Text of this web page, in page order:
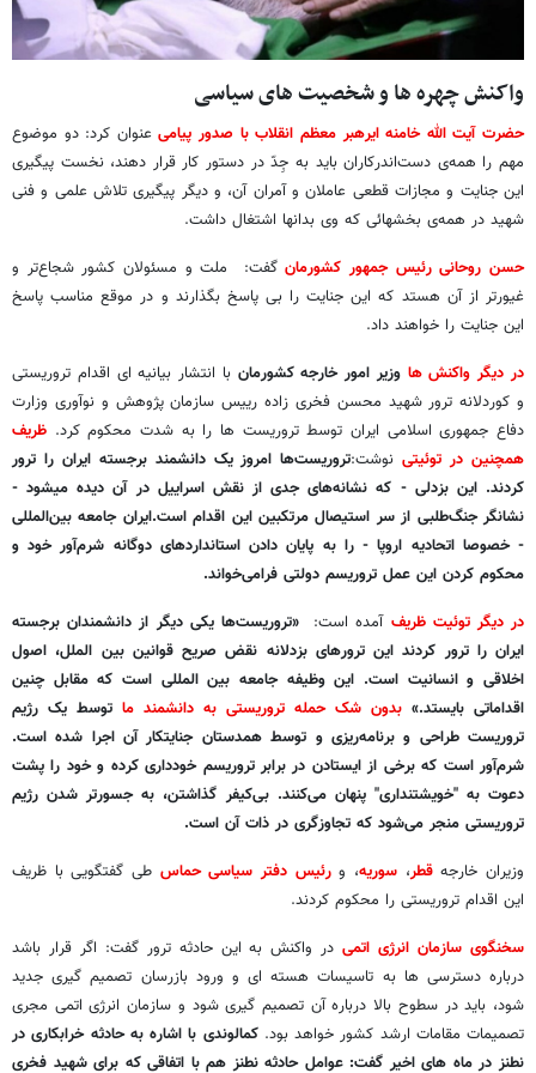
واکنش چهره ها و شخصیت های سیاسی
حضرت آیت الله خامنه ایرهبر معظم انقلاب با صدور پیامیعنوان کرد: دو موضوع
مهم را همه‌ی دست‌اندرکاران باید به جِدّ در دستور کار قرار دهند، نخست پیگیری
این جنایت و مجازات قطعی عاملان و آمران آن، و دیگر پیگیری تلاش علمی و فنی
شهید در همه‌ی بخشهائی که وی بدانها اشتغال داشت.
حسن روحانی رئیس جمهور کشورمانگفت: ملت و مسئولان کشور شجاع‌تر و
غیورتر از آن هستد که این جنایت را بی پاسخ بگذارند و در موقع مناسب پاسخ
این جنایت را خواهند داد.
در دیگر واکنش هاوزیر امور خارجه کشورمان با انتشار بیانیه ای اقدام تروریستی
و کوردلانه ترور شهید محسن فخری زاده رییس سازمان پژوهش و نوآوری وزارت
دفاع جمهوری اسلامی ایران توسط تروریست ها را به شدت محکوم کرد. ظریف
همچنین در توئیتینوشت:تروریست‌ها امروز یک دانشمند برجسته ایران را ترور
‌کردند. این بزدلی - که نشانه‌های جدی از نقش اسراییل در آن دیده میشود -
نشانگر جنگ‌طلبی از سر استیصال مرتکبین این اقدام است.ایران جامعه بین‌المللی
- خصوصا اتحادیه اروپا - را به پایان دادن استانداردهای دوگانه شرم‌آور خود و
محکوم کردن این عمل تروریسم دولتی فرامی‌خواند.
در دیگر توئیت ظریف آمده است:«تروریست‌ها یکی دیگر از دانشمندان برجسته
ایران را ترور کردند این ترورهای بزدلانه نقض صریح قوانین بین الملل، اصول
اخلاقی و انسانیت است. این وظیفه جامعه بین المللی است که مقابل چنین
اقداماتی بایستد.» بدون شک حمله تروریستی به دانشمند ما توسط یک رژیم
تروریست طراحی و برنامه‌ریزی و توسط همدستان جنایتکار آن اجرا شده است.
شرم‌آور است که برخی از ایستادن در برابر تروریسم خودداری کرده و خود را پشت
دعوت به "خویشتنداری" پنهان می‌کنند. بی‌کیفر گذاشتن، به جسورتر شدن رژیم
تروریستی منجر می‌شود که تجاوزگری در ذات آن است.
وزیران خارجهقطر، سوریه، ورئیس دفتر سیاسی حماس طی گفتگویی با ظریف
این اقدام تروریستی را محکوم کردند.
سخنگوی سازمان انرژی اتمیدر واکنش به این حادثه ترور گفت: اگر قرار باشد
درباره دسترسی ها به تاسیسات هسته ای و ورود بازرسان تصمیم گیری جدید
شود، باید در سطوح بالا درباره آن تصمیم گیری شود و سازمان انرژی اتمی مجری
تصمیمات مقامات ارشد کشور خواهد بود.کمالوندی با اشاره به حادثه خرابکاری در
نطنز در ماه های اخیر گفت: عوامل حادثه نطنز هم با اتفاقی که برای شهید فخری